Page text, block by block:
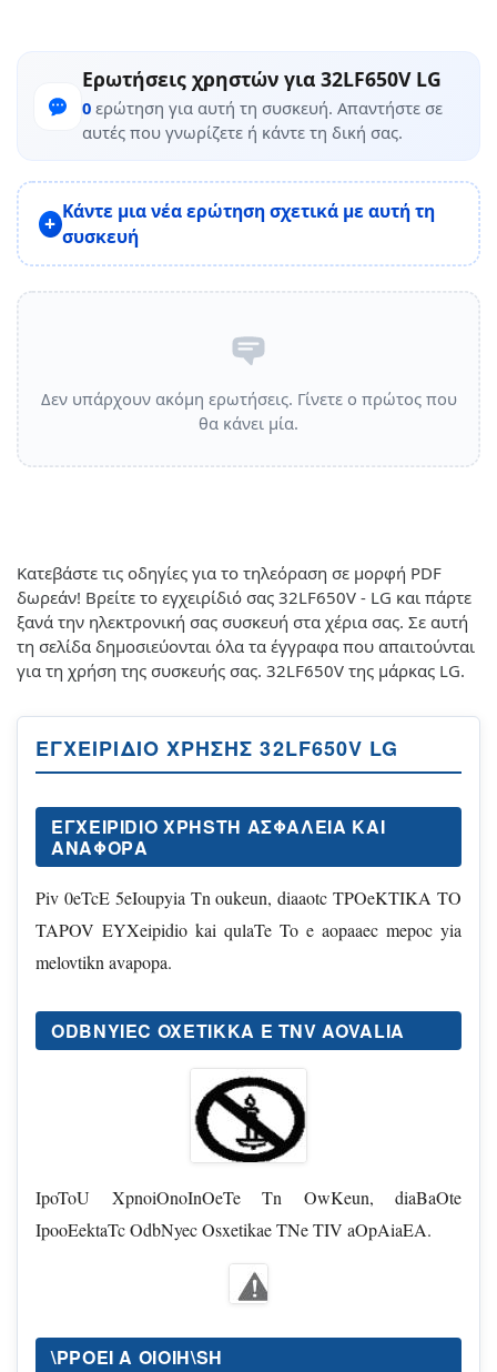
Ερωτήσεις χρηστών για 32LF650V LG
0 ερώτηση για αυτή τη συσκευή. Απαντήστε σε
αυτές που γνωρίζετε ή κάντε τη δική σας.
Κάντε μια νέα ερώτηση σχετικά με αυτή τη
συσκευή
Δεν υπάρχουν ακόμη ερωτήσεις. Γίνετε ο πρώτος που
θα κάνει μία.
Κατεβάστε τις οδηγίες για το τηλεόραση σε μορφή PDF
δωρεάν! Βρείτε το εγχειρίδιό σας 32LF650V - LG και πάρτε
ξανά την ηλεκτρονική σας συσκευή στα χέρια σας. Σε αυτή
τη σελίδα δημοσιεύονται όλα τα έγγραφα που απαιτούνται
για τη χρήση της συσκευής σας. 32LF650V της μάρκας LG.
ΕΓΧΕΙΡΊΔΙΟ ΧΡΉΣΗΣ 32LF650V LG
EΓXEIPIDIO XPHSTH AΣΦΆΛΕΙΑ ΚΑΙ
ΑΝΑΦΟΡΆ
Piv 0eTcE 5eIoupyia Tn oukeun, diaaotc TPOeKTIKA TO
TAPOV EYXeipidio kai qulaTe To e aopaaec mepoc yia
melovtikn avapopa.
ODBNYIEC OXETIKKA E TNV AOVALIA
IpoToU XpnoiOnoInOeTe Tn OwKeun, diaBaOte
IpooEektaTc OdbNyec Osxetikae TNe TIV aOpAiaEA.
\PPOEI Α OIOIH\SH